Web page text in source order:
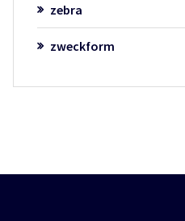
zebra
zweckform